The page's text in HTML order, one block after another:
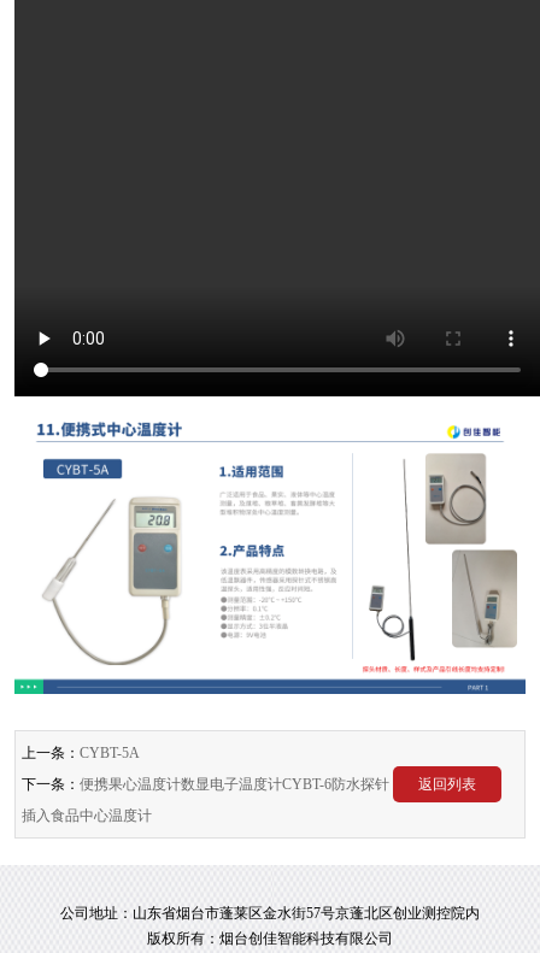
上一条： CYBT-5A
下一条： 便携果心温度计数显电子温度计CYBT-6防水探针
插入食品中心温度计
返回列表
公司地址：山东省烟台市蓬莱区金水街57号京蓬北区创业测控院内
版权所有：烟台创佳智能科技有限公司